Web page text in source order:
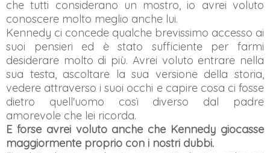
che tutti considerano un mostro, io avrei voluto
conoscere molto meglio anche lui.
Kennedy ci concede qualche brevissimo accesso ai
suoi pensieri ed è stato sufficiente per farmi
desiderare molto di più. Avrei voluto entrare nella
sua testa, ascoltare la sua versione della storia,
vedere attraverso i suoi occhi e capire cosa ci fosse
dietro quell'uomo così diverso dal padre
amorevole che lei ricorda.
E forse avrei voluto anche che Kennedy giocasse
maggiormente proprio con i nostri dubbi.